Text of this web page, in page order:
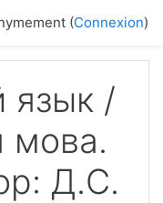
(Connexion)
язык /
мова.
Д.С.